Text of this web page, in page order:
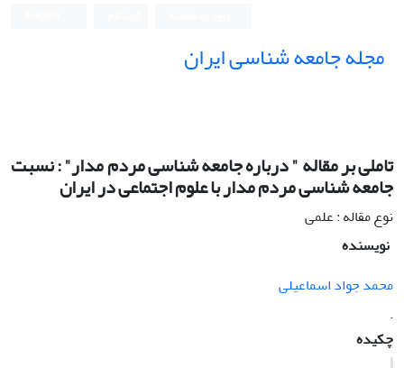
مجله جامعه شناسی ایران
تاملی بر مقاله " درباره جامعه شناسی مردم مدار" : نسبت
جامعه شناسی مردم مدار با علوم اجتماعی در ایران
نوع مقاله : علمی
نویسنده
محمد جواد اسماعیلی
.
چکیده